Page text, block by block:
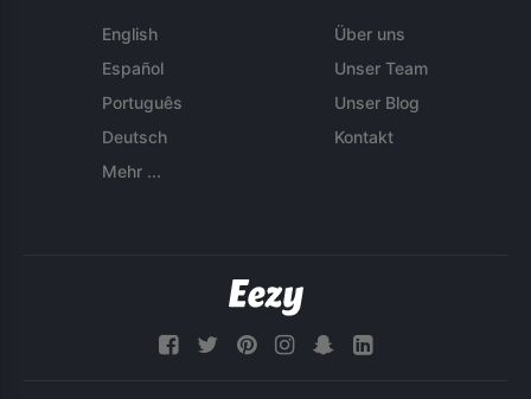
English
Español
Português
Deutsch
Mehr ...
Über uns
Unser Team
Unser Blog
Kontakt